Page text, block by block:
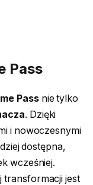
Pass
Passnie tylko
. Dzięki
i nowoczesnymi
dostępna,
wcześniej.
transformacji jest